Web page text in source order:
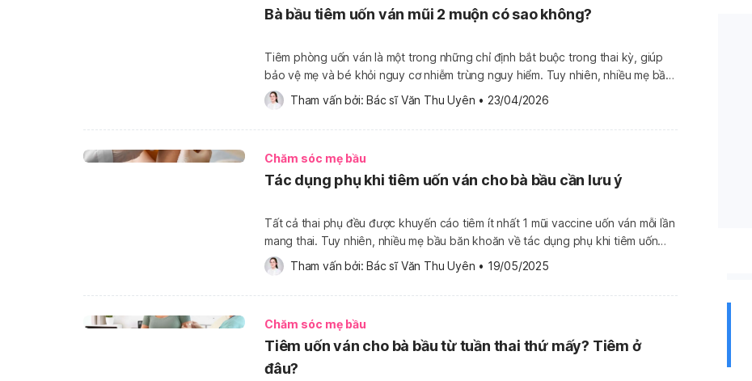
Bà bầu tiêm uốn ván mũi 2 muộn có sao không?
Tiêm phòng uốn ván là một trong những chỉ định bắt buộc trong thai kỳ, giúp
bảo vệ mẹ và bé khỏi nguy cơ nhiễm trùng nguy hiểm. Tuy nhiên, nhiều mẹ bầu
vì lý do cá nhân mà không tiêm mũi 2 đúng hẹn, dẫn đến tâm lý lo lắng: “Tiêm
uốn ván mũi […]
Tham vấn bởi: Bác sĩ Văn Thu Uyên • 23/04/2026
Chăm sóc mẹ bầu
Tác dụng phụ khi tiêm uốn ván cho bà bầu cần lưu ý
Tất cả thai phụ đều được khuyến cáo tiêm ít nhất 1 mũi vaccine uốn ván mỗi lần
mang thai. Tuy nhiên, nhiều mẹ bầu băn khoăn về tác dụng phụ khi tiêm uốn
ván cho bà bầu - liệu chúng có an toàn cho thai kỳ hay không? Cùng tìm lời
giải đáp qua bài […]
Tham vấn bởi: Bác sĩ Văn Thu Uyên • 19/05/2025
Chăm sóc mẹ bầu
Tiêm uốn ván cho bà bầu từ tuần thai thứ mấy? Tiêm ở
đâu?